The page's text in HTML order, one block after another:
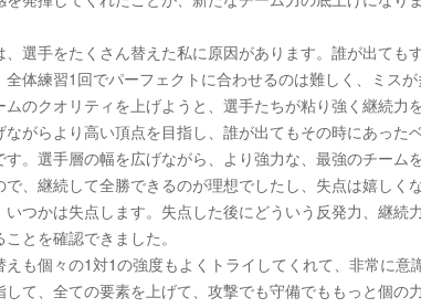
、選手をたくさん替えた私に原因があります。誰が出ても
体練習1回でパーフェクトに合わせるのは難しく、ミス
のクオリティを上げようと、選手たちが粘り強く継続力
がらより高い頂点を目指し、誰が出てもその時にあった
。選手層の幅を広げながら、より強力な、最強のチーム
、継続して全勝できるのが理想でしたし、失点は嬉しく
つかは失点します。失点した後にどういう反発力、継続
とを確認できました。
も個々の1対1の強度もよくトライしてくれて、非常に意
て、全ての要素を上げて、攻撃でも守備でももっと個の